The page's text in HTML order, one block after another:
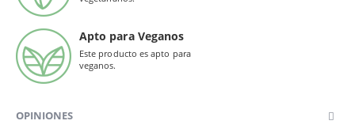
Apto para Veganos
Este producto es apto para
veganos.
OPINIONES